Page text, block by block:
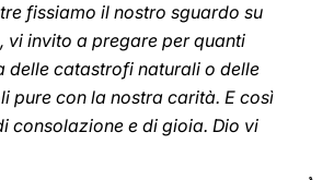
fissiamo il nostro sguardo su
vi invito a pregare per quanti
delle catastrofi naturali o delle
pure con la nostra carità. E così
consolazione e di gioia. Dio vi